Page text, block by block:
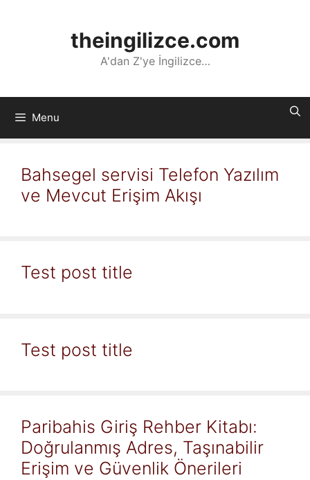
theingilizce.com
A'dan Z'ye İngilizce…
Menu
Bahsegel servisi Telefon Yazılım
ve Mevcut Erişim Akışı
Test post title
Test post title
Paribahis Giriş Rehber Kitabı:
Doğrulanmış Adres, Taşınabilir
Erişim ve Güvenlik Önerileri